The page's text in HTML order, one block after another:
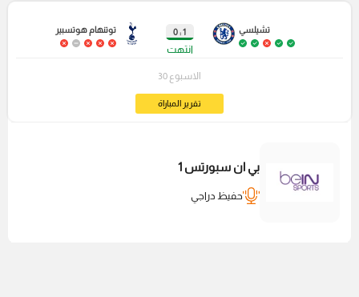
تشيلسي 1 : 0
انتهت
توتنهام هوتسبير
الاسبوع 30
تقرير المباراة
بي ان سبورتس 1
حفيظ دراجي